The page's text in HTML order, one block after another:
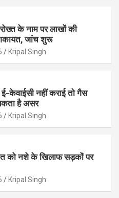
के नाम पर लाखों की
जांच शुरू
Kripal Singh
केवाईसी नहीं कराई तो गैस
है असर
Kripal Singh
को नशे के खिलाफ सड़कों पर
Kripal Singh